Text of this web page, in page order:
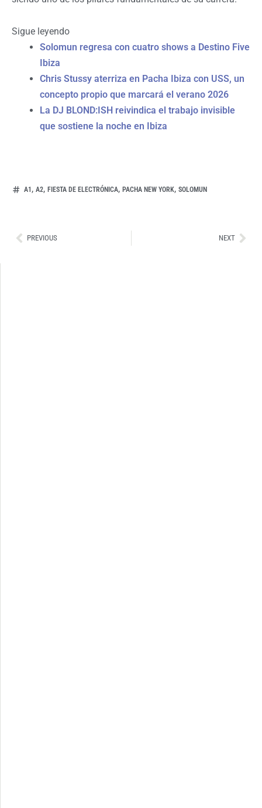
Sigue leyendo
Solomun regresa con cuatro shows a Destino Five
Ibiza
Chris Stussy aterriza en Pacha Ibiza con USS, un
concepto propio que marcará el verano 2026
La DJ BLOND:ISH reivindica el trabajo invisible
que sostiene la noche en Ibiza
A1 , A2, FIESTA DE ELECTRÓNICA, PACHA NEW YORK, SOLOMUN
AntPREVIOUS NEXT